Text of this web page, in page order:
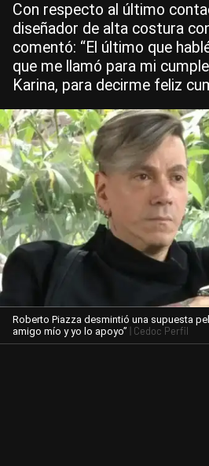
Con respecto al último
diseñador de alta costura
comentó: “El último que
que me llamó para mi
Karina, para decirme feliz
Roberto Piazza desmintió una supuesta
amigo mío y yo lo apoyo” | Cedoc Perfil